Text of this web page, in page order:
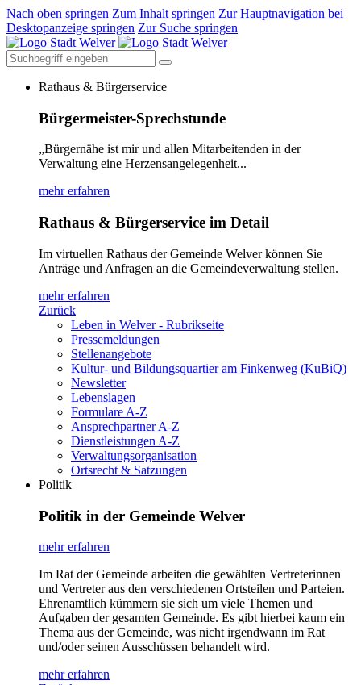
Nach oben springen Zum Inhalt springen Zur Hauptnavigation bei
Desktopanzeige springen Zur Suche springen
Rathaus & Bürgerservice
Bürgermeister-Sprechstunde
„Bürgernähe ist mir und allen Mitarbeitenden in der
Verwaltung eine Herzensangelegenheit...
mehr erfahren
Rathaus & Bürgerservice im Detail
Im virtuellen Rathaus der Gemeinde Welver können Sie
Anträge und Anfragen an die Gemeindeverwaltung stellen.
mehr erfahren
Zurück
Leben in Welver - Rubrikseite
Pressemeldungen
Stellenangebote
Kultur- und Bildungsquartier am Finkenweg (KuBiQ)
Newsletter
Lebenslagen
Formulare A-Z
Ansprechpartner A-Z
Dienstleistungen A-Z
Verwaltungsorganisation
Ortsrecht & Satzungen
Politik
Politik in der Gemeinde Welver
mehr erfahren
Im Rat der Gemeinde arbeiten die gewählten Vertreterinnen
und Vertreter aus den verschiedenen Ortsteilen und Parteien.
Ehrenamtlich kümmern sie sich um viele Themen und
Aufgaben der gesamten Gemeinde. Es gibt hierbei kaum ein
Thema aus der Gemeinde, was nicht irgendwann im Rat
und/oder seinen Ausschüssen behandelt wird.
mehr erfahren